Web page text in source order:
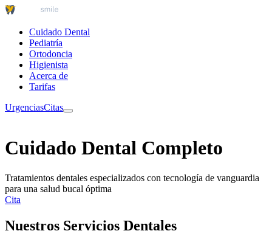
Cuidado Dental
Pediatría
Ortodoncia
Higienista
Acerca de
Tarifas
UrgenciasCitas
Cuidado Dental Completo
Tratamientos dentales especializados con tecnología de vanguardia
para una salud bucal óptima
Cita
Nuestros Servicios Dentales